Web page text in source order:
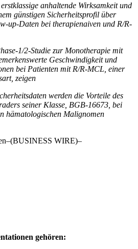
anhaltende Wirksamkeit und
günstigen Sicherheitsprofil über
up-Daten bei therapienaiven und R/R-
1/2-Studie zur Monotherapie mit
Geschwindigkeit und
bei Patienten mit R/R-MCL, einer
zeigen
werden die Vorteile des
seiner Klasse, BGB-16673, bei
hämatologischen Malignomen
WIRE)–
gehören: